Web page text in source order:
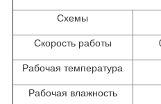
Схемы
Скорость работы
Рабочая температура
Рабочая влажность